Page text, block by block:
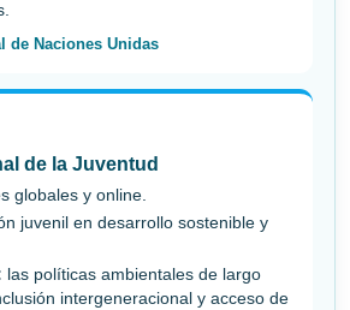
de Naciones Unidas
de la Juventud
globales y online.
juvenil en desarrollo sostenible y
las políticas ambientales de largo
intergeneracional y acceso de